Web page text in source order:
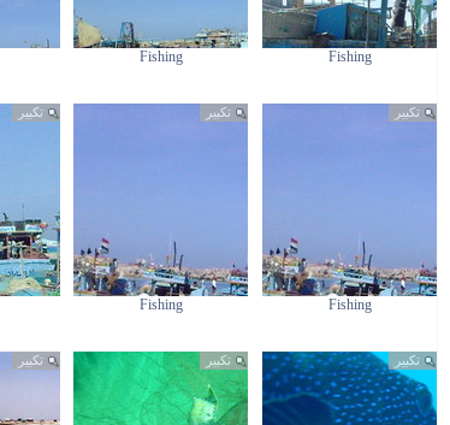
Fishing
Fishing
تكبير
Fishing
تكبير
Fishing
تكبير
تكبير تكبير تكبير